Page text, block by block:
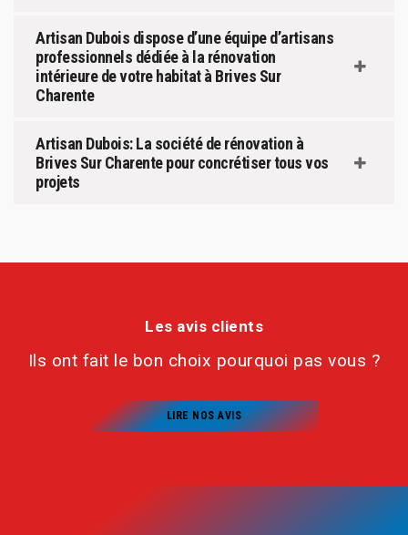
Artisan Dubois dispose d’une équipe d’artisans
professionnels dédiée à la rénovation
intérieure de votre habitat à Brives Sur
Charente
Artisan Dubois: La société de rénovation à
Brives Sur Charente pour concrétiser tous vos
projets
Les avis clients
Ils ont fait le bon choix pourquoi pas vous ?
LIRE NOS AVIS